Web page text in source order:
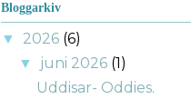
Bloggarkiv
▼ 2026 (6)
▼ juni 2026 (1)
Uddisar- Oddies.